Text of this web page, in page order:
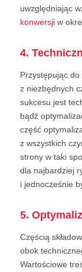
uwzględniając
konwersjiw
4.
Przystępując do
z niezbędnych
sukcesu jest
bądź
część
z wszystkich
strony w taki
dla najbardziej
i jednocześnie
5.
Częścią
obok
Wartościowe